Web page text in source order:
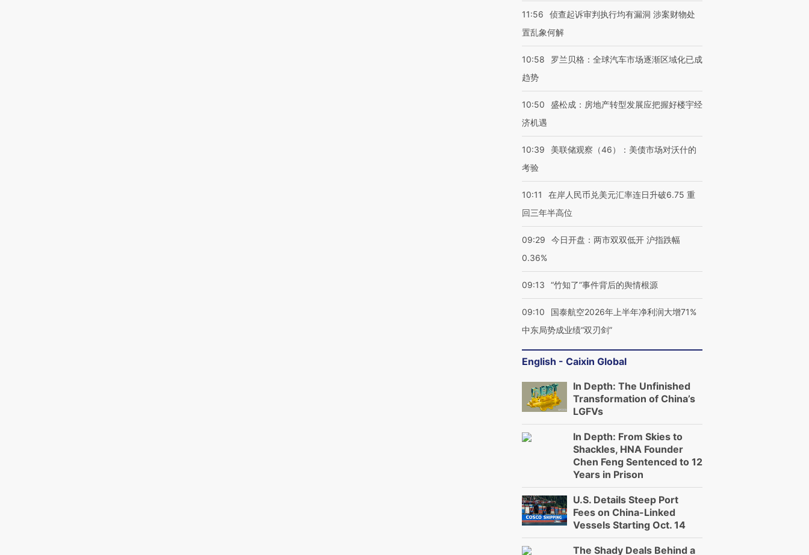
11:56
侦查起诉审判执行均有漏洞 涉案财物处
置乱象何解
10:58
罗兰贝格：全球汽车市场逐渐区域化已成
趋势
10:50
盛松成：房地产转型发展应把握好楼宇经
济机遇
10:39
美联储观察（46）：美债市场对沃什的
考验
10:11
在岸人民币兑美元汇率连日升破6.75 重
回三年半高位
09:29
今日开盘：两市双双低开 沪指跌幅
0.36%
09:13 “竹知了”事件背后的舆情根源
09:10
国泰航空2026年上半年净利润大增71%
中东局势成业绩“双刃剑”
English - Caixin Global
In Depth: The Unfinished
Transformation of China’s
LGFVs
In Depth: From Skies to
Shackles, HNA Founder
Chen Feng Sentenced to 12
Years in Prison
U.S. Details Steep Port
Fees on China-Linked
Vessels Starting Oct. 14
The Shady Deals Behind a